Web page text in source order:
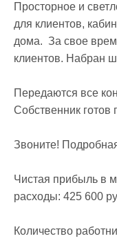
Просторное и
для клиентов,
дома.  За свое
клиентов. Набран
Передаются все
Собственник
Звоните!
Чистая прибыль в
расходы: 425 600
Количество